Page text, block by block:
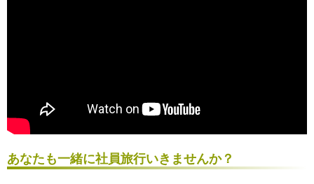
あなたも一緒に社員旅行いきませんか？